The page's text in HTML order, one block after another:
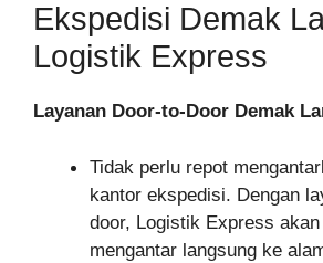
Ekspedisi Demak
Logistik Express
Layanan Door-to-Door Demak
Tidak perlu repot
kantor ekspedisi. Dengan
door, Logistik Express
mengantar langsung ke